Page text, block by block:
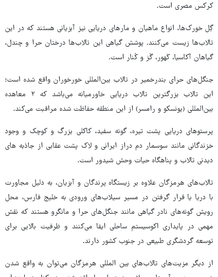
کرکس مصری است.
گِل خورک‌ها، انواع ماهیان و مارهای دریایی نیز آبزیانی هستند که در این
تالاب‌ها زیست می‌کنند. پوشش گیاهی این تالاب‌ها درختان حرا و چندل،
گیاهان آکاسیا، کَهور، گَز و کُنار است.
جنگل‌های حرای بندرخمیر در تالاب بین‌المللی خورخوران واقع شده است؛
این تالاب بزرگترین تالاب دریایی خاورمیانه می‌باشد که ۲ معاهده
بین‌المللی (یونسکو و رامسر) از این منطقه حفاظت شده مراقبت می‌کند.
پرستوهای دریایی پشت تیره، گونه سفید، کاکلی بزرگ و کوچک و وجود
خزندگانی مانند سوسمار دم دراز ایرانی و لاک پشت عقابی از جاذبه های
دیدنی تالاب و پناهگاه حیات وحش شیدور است.
تالاب‌های هرمزگان علاوه بر زیستگاه پرندگان و آبزیان، به دلیل مجاورت
با دریا یا قرار گرفتن در مسیر سیلاب‌های ورودی به خلیج فارس، محل
رویش گونه‌های نادر گیاهی مانند جنگل‌های حرا و مانگرو هستند که نقش
مهمی در پایداری اکوسیستم ساحلی ایفا می‌کنند و ظرفیت بالایی برای
توسعه گردشگری طبیعی در جنوب کشور دارند.
از دیگر مزیت‌های تالاب‌های بین المللی هرمزگان می‌توان به واقع شدن